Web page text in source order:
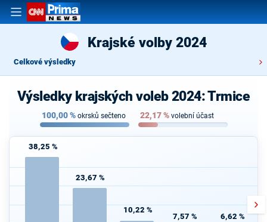
Krajské volby 2024
Celkové výsledky
Výsledky krajských voleb 2024: Trmice
100,00% okrsků sečteno 22,17% volební účast
38,25 %
23,67 %
10,22 %
7,57 % 6,62 %